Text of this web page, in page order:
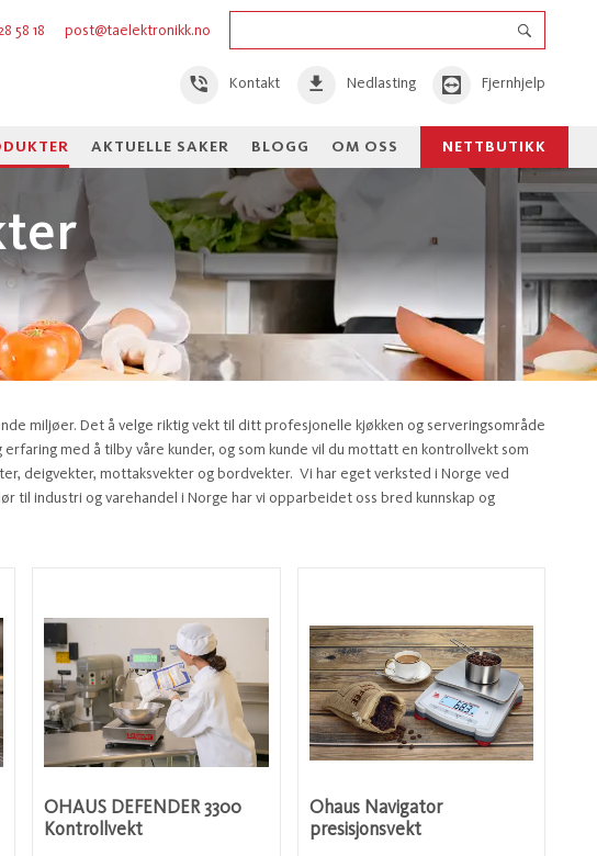
58 18 post@taelektronikk.no
Kontakt Nedlasting Fjernhjelp
AKTUELLE SAKER BLOGG OM OSS
miljøer. Det å velge riktig vekt til ditt profesjonelle kjøkken og serveringsområde
med å tilby våre kunder, og som kunde vil du mottatt en kontrollvekt som
deigvekter, mottaksvekter og bordvekter. Vi har eget verksted i Norge ved
industri og varehandel i Norge har vi opparbeidet oss bred kunnskap og
OHAUS DEFENDER 3300
Kontrollvekt
Ohaus Navigator
presisjonsvekt